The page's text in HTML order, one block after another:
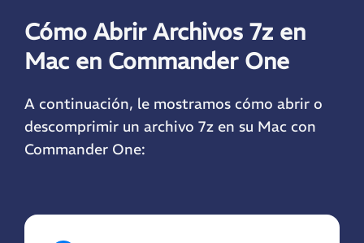
Cómo Abrir Archivos 7z en
Mac en Commander One
A continuación, le mostramos cómo abrir o
descomprimir un archivo 7z en su Mac con
Commander One: